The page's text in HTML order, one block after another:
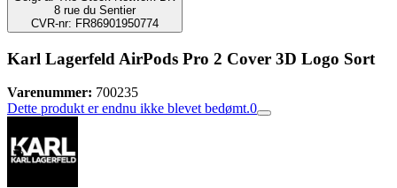
8 rue du Sentier
CVR-nr: FR86901950774
Karl Lagerfeld AirPods Pro 2 Cover 3D Logo Sort
Varenummer: 700235
Dette produkt er endnu ikke blevet bedømt.0